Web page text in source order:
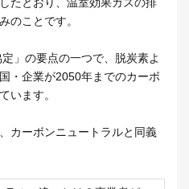
のことです。
」の要点の一つで、脱炭素よ
・企業が2050年までのカーボ
います。
カーボンニュートラルと同義